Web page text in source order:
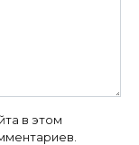
в этом